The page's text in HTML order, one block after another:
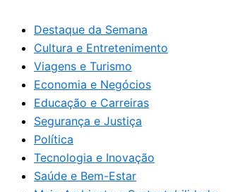
Destaque da Semana
Cultura e Entretenimento
Viagens e Turismo
Economia e Negócios
Educação e Carreiras
Segurança e Justiça
Política
Tecnologia e Inovação
Saúde e Bem-Estar